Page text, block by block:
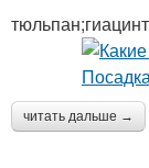
читать дальше →